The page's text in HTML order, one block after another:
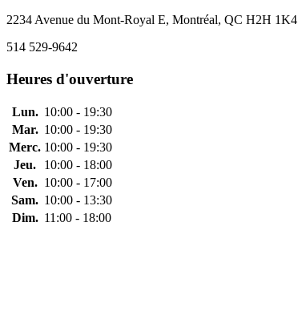
2234 Avenue du Mont-Royal E, Montréal, QC H2H 1K4
514 529-9642
Heures d'ouverture
Lun. 10:00 - 19:30
Mar. 10:00 - 19:30
Merc. 10:00 - 19:30
Jeu.
10:00 - 18:00
Ven. 10:00 - 17:00
Sam. 10:00 - 13:30
Dim. 11:00 - 18:00